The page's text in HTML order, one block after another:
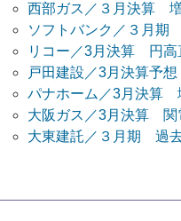
西部ガス／３月決算
ソフトバンク／３月
リコー／3月決算 円高
戸田建設／3月決算予
パナホーム／3月決算
大阪ガス／3月決算 関
大東建託／３月期 過